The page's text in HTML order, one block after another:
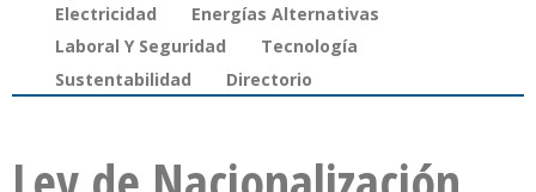
Electricidad
Energías Alternativas
Laboral Y Seguridad
Tecnología
Sustentabilidad
Directorio